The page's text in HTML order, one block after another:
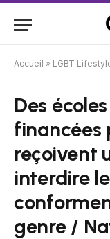
Accueil » LGBT
Des
financées
reçoivent
interdire
genre /